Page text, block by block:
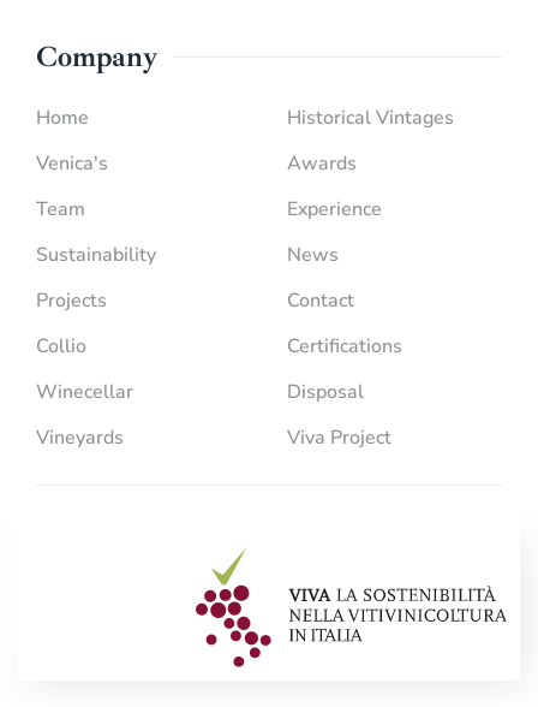
Company
Home
Venica's
Team
Sustainability
Projects
Collio
Winecellar
Vineyards
Historical Vintages
Awards
Experience
News
Contact
Certifications
Disposal
Viva Project